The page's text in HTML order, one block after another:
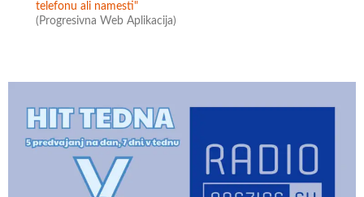
telefonu ali namesti"
(Progresivna Web Aplikacija)